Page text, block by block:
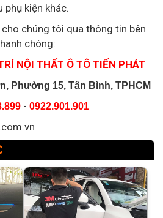
phụ kiện khác.
chúng tôi qua thông tin bên
chóng:
NỘI THẤT Ô TÔ TIẾN PHÁT
Phường 15, Tân Bình, TPHCM
- 0922.901.901